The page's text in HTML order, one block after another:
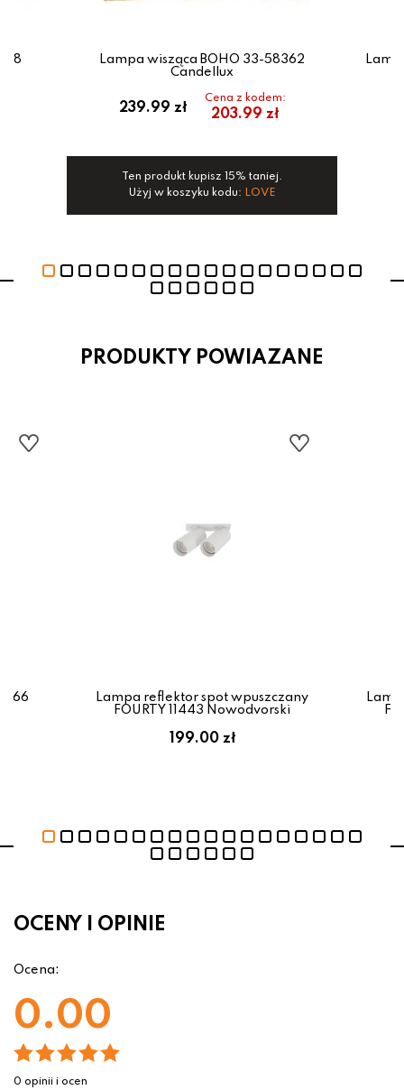
Lampa wisząca BOHO 33-58362
Candellux
239.99 zł
Cena z kodem:
203.99 zł
Ten produkt kupisz 15% taniej.
Użyj w koszyku kodu: LOVE
PRODUKTY POWIAZANE
Lampa reflektor spot wpuszczany
FOURTY 11443 Nowodvorski
199.00 zł
OCENY I OPINIE
Ocena:
0.00
0 opinii i ocen